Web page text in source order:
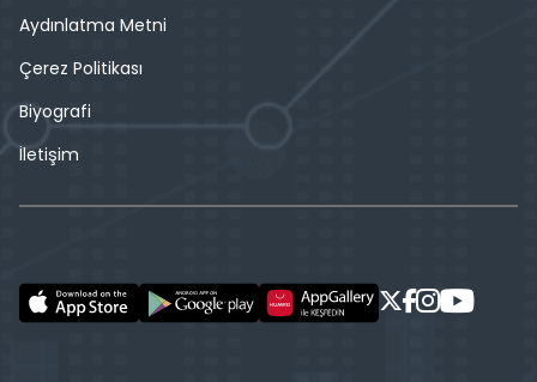
Aydınlatma Metni
Çerez Politikası
Biyografi
İletişim